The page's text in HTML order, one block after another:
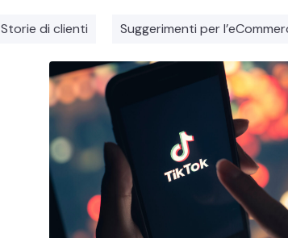
Storie di clienti Suggerimenti per